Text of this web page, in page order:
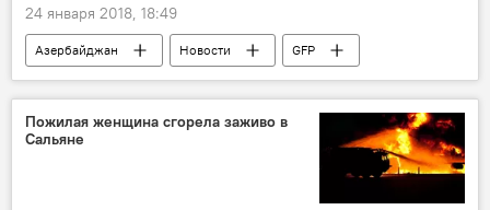
24 января 2018, 18:49
Азербайджан Новости
GFP
рейтинг
мощь
Пожилая женщина сгорела заживо в
Сальяне